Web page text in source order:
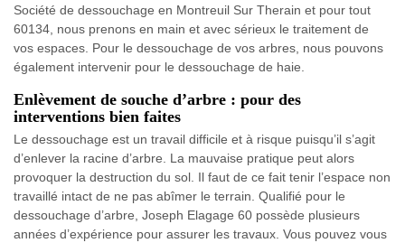
Société de dessouchage en Montreuil Sur Therain et pour tout
60134, nous prenons en main et avec sérieux le traitement de
vos espaces. Pour le dessouchage de vos arbres, nous pouvons
également intervenir pour le dessouchage de haie.
Enlèvement de souche d’arbre : pour des
interventions bien faites
Le dessouchage est un travail difficile et à risque puisqu’il s’agit
d’enlever la racine d’arbre. La mauvaise pratique peut alors
provoquer la destruction du sol. Il faut de ce fait tenir l’espace non
travaillé intact de ne pas abîmer le terrain. Qualifié pour le
dessouchage d’arbre, Joseph Elagage 60 possède plusieurs
années d’expérience pour assurer les travaux. Vous pouvez vous